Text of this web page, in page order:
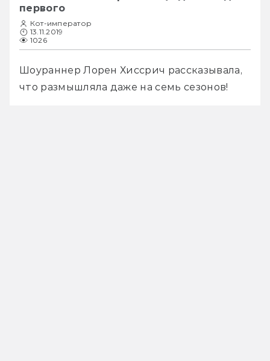
первого
Кот-император
13.11.2019
1026
Шоураннер Лорен Хиссрич рассказывала,
что размышляла даже на семь сезонов!